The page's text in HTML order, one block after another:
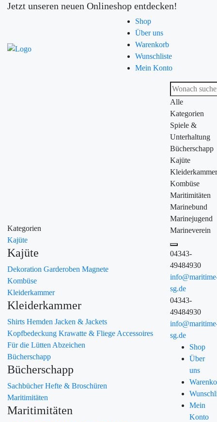
Jetzt unseren neuen Onlineshop entdecken!
Shop
Über uns
Warenkorb
Wunschliste
Mein Konto
Kategorien
Kajüte
Kajüte
Dekoration Garderoben Magnete
Kombüse
Kleiderkammer
Kleiderkammer
Shirts Hemden Jacken & Jackets
Kopfbedeckung Krawatte & Fliege Accessoires
Für die Lütten Abzeichen
Bücherschapp
Bücherschapp
SachbücherHefte & Broschüren
Maritimitäten
Maritimitäten
Alle
Kategorien
Spiele &
Unterhaltung
Bücherschapp
Kajüte
Kleiderkammer
Kombüse
Maritimitäten
Marinebund
Marinejugend
Marineverein
04343-
49484930
sg.de
04343-
49484930
sg.de
Shop
Über
uns
Mein
Konto